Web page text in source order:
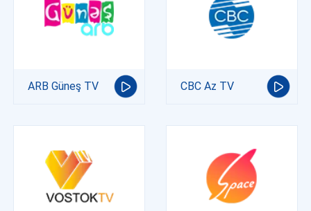
ARB Güneş TV CBC Az TV